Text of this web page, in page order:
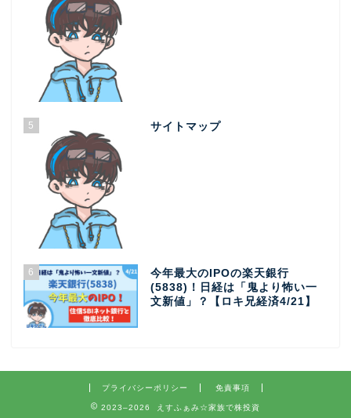
5 サイトマップ
6
今年最大のIPOの楽天銀行
(5838)！日経は「鬼より怖い一
文新値」？【ロキ兄経済4/21】
プライバシーポリシー 免責事項
2023–2026 えすふぁみ☆家族で株投資